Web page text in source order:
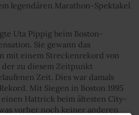
legendären Marathon-Spektakel
Uta Pippig beim Boston-
Sie gewann das
mit einem Streckenrekord von
der zu diesem Zeitpunkt
Zeit. Dies war damals
Mit Siegen in Boston 1995
einen Hattrick beim ältesten City-
vorher noch keiner anderen